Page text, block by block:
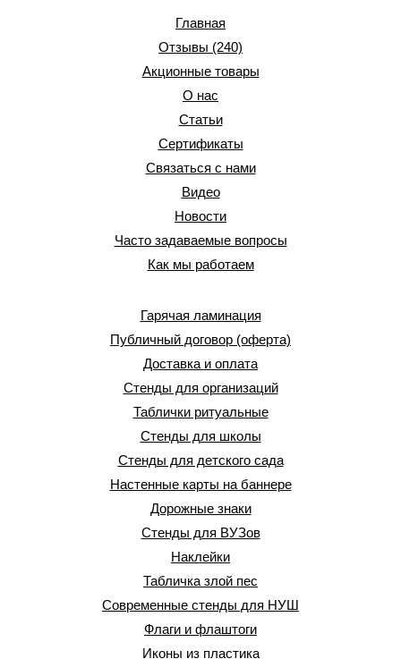
Главная
Отзывы (240)
Акционные товары
О нас
Статьи
Сертификаты
Связаться с нами
Видео
Новости
Часто задаваемые вопросы
Как мы работаем
Гарячая ламинация
Публичный договор (оферта)
Доставка и оплата
Стенды для организаций
Таблички ритуальные
Стенды для школы
Стенды для детского сада
Настенные карты на баннере
Дорожные знаки
Стенды для ВУЗов
Наклейки
Табличка злой пес
Современные стенды для НУШ
Флаги и флаштоги
Иконы из пластика